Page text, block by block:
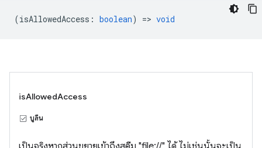
(isAllowedAccess : boolean) => void
isAllowedAccess
บูลีน